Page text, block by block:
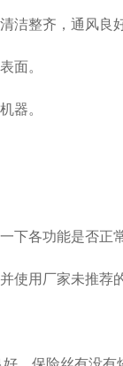
洁整齐，通风
面。
器。
下各功能是否正
使用厂家未推荐